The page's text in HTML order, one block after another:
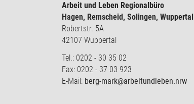
Arbeit und Leben Regionalbüro
Hagen, Remscheid, Solingen, Wuppertal
Robertstr. 5A
42107 Wuppertal
Tel.: 0202 - 30 35 02
Fax: 0202 - 37 03 923
E-Mail: berg-mark@arbeitundleben.nrw